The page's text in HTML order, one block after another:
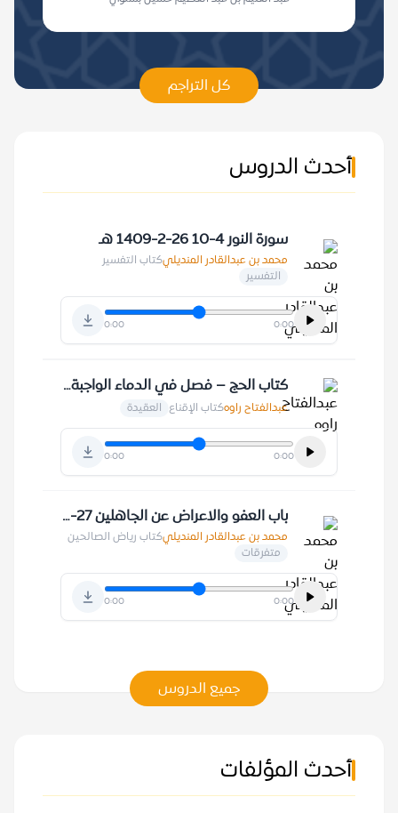
كل التراجم
أحدث الدروس
سورة النور 4-10 26-2-1409 هـ
محمد بن عبدالقادر المنديليكتاب التفسير
التفسير
0:00 0:00
كتاب الحج – فصل في الدماء الواجبة 10-11-1420 هـ
عبدالفتاح راوهكتاب الإقناع العقيدة
0:00 0:00
باب العفو والاعراض عن الجاهلين 27-6-1424 هـ
محمد بن عبدالقادر المنديليكتاب رياض الصالحين
متفرقات
0:00 0:00
جميع الدروس
أحدث المؤلفات